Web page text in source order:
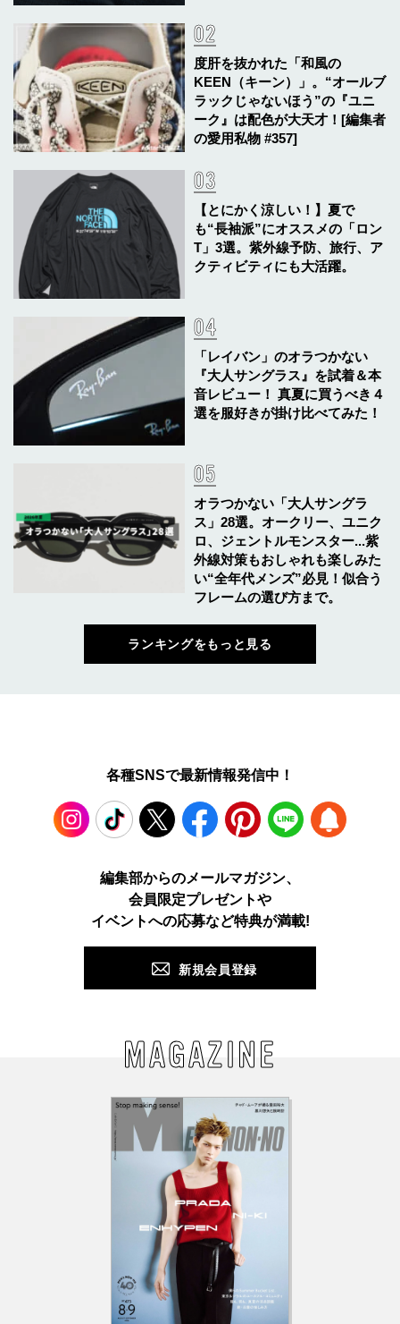
度肝を抜かれた「和風の
KEEN（キーン）」。“オールブ
ラックじゃないほう”の『ユニ
ーク』は配色が大天才！[編集者
の愛用私物 #357]
【とにかく涼しい！】夏で
も“長袖派”にオススメの「ロン
T」3選。紫外線予防、旅行、ア
クティビティにも大活躍。
「レイバン」のオラつかない
『大人サングラス』を試着＆本
音レビュー！ 真夏に買うべき４
選を服好きが掛け比べてみた！
オラつかない「大人サングラ
ス」28選。オークリー、ユニク
ロ、ジェントルモンスター...紫
外線対策もおしゃれも楽しみた
い“全年代メンズ”必見！似合う
フレームの選び方まで。
ランキングをもっと見る
各種SNSで最新情報発信中！
TikTok X Facebook Pinterest LINE
編集部からのメールマガジン、
会員限定プレゼントや
イベントへの応募など特典が満載!
新規会員登録
MAGAZINE